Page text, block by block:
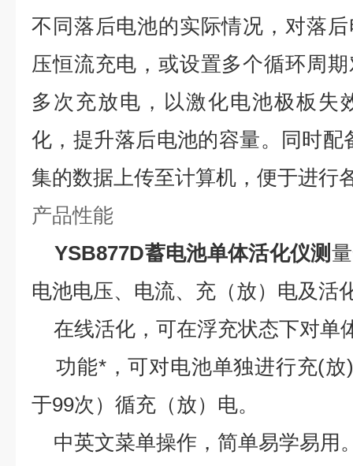
不同落后电池的实际情况，对落
压恒流充电，或设置多个循环周
多次充放电，以激化电池极板失
化，提升落后电池的容量。同时配
集的数据上传至计算机，便于进行
产品性能
YSB877D蓄电池单体活化仪测
电池电压、电流、充（放）电及活
在线活化，可在浮充状态下对单
功能*，可对电池单独进行充(放
于99次）循充（放）电。
中英文菜单操作，简单易学易用